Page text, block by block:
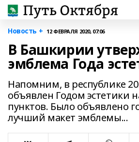
Новость + 12 ФЕВРАЛЯ 2020, 07:06
В Башкирии
эмблема Года
Напомним, в республике
объявлен Годом эстетики
пунктов. Было объявлено
лучший макет эмблемы...